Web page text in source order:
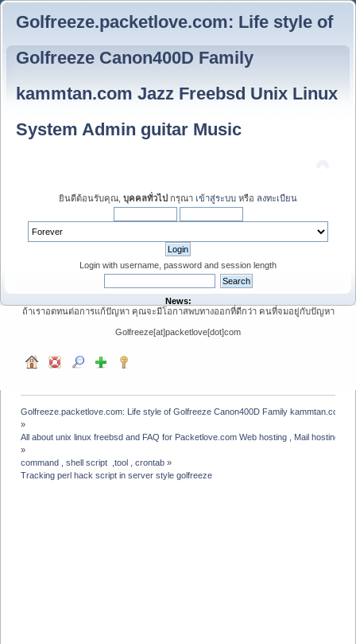
Golfreeze.packetlove.com: Life style of
Golfreeze Canon400D Family
kammtan.com Jazz Freebsd Unix Linux
System Admin guitar Music
ยินดีต้อนรับคุณ, บุคคลทั่วไป กรุณา เข้าสู่ระบบ หรือ ลงทะเบียน
Login with username, password and session length
News:
ถ้าเราอดทนต่อการแก้ปัญหา คุณจะมีโอกาสพบทางออกที่ดีกว่า คนที่จมอยู่กับปัญหา
Golfreeze[at]packetlove[dot]com
Golfreeze.packetlove.com: Life style of Golfreeze Canon400D Family kammtan.com
»
All about unix linux freebsd and FAQ for Packetlove.com Web hosting , Mail hosting ,
»
command , shell script  ,tool , crontab »
Tracking perl hack script in server style golfreeze